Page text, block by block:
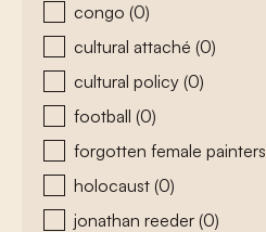
congo (0)
cultural attaché (0)
cultural policy (0)
football (0)
forgotten female painters
holocaust (0)
jonathan reeder (0)